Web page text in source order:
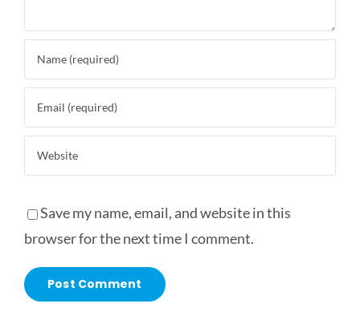
Save my name, email, and website in this
browser for the next time I comment.